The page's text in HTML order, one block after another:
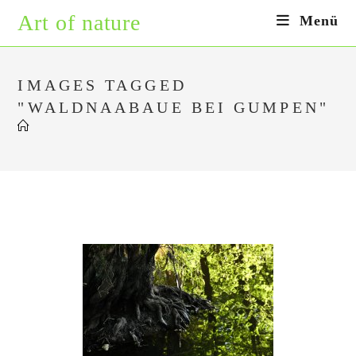
Inhalt
springen
Art of nature Menü
IMAGES TAGGED
"WALDNAABAUE BEI GUMPEN"